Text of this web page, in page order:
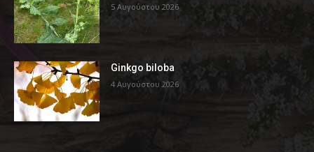
5 Αυγούστου 2026
Ginkgo biloba
4 Αυγούστου 2026